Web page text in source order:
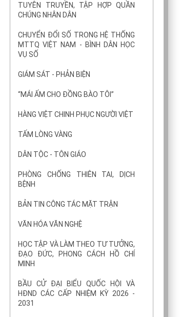
TUYÊN TRUYỀN, TẬP HỢP QUẦN
CHÚNG NHÂN DÂN
CHUYỂN ĐỔI SỐ TRONG HỆ THỐNG
MTTQ VIỆT NAM - BÌNH DÂN HỌC
VỤ SỐ
GIÁM SÁT - PHẢN BIỆN
“MÁI ẤM CHO ĐỒNG BÀO TÔI”
HÀNG VIỆT CHINH PHỤC NGƯỜI VIỆT
TẤM LÒNG VÀNG
DÂN TỘC - TÔN GIÁO
PHÒNG CHỐNG THIÊN TAI, DỊCH
BỆNH
BẢN TIN CÔNG TÁC MẶT TRẬN
VĂN HÓA VĂN NGHỆ
HỌC TẬP VÀ LÀM THEO TƯ TƯỞNG,
ĐẠO ĐỨC, PHONG CÁCH HỒ CHÍ
MINH
BẦU CỬ ĐẠI BIỂU QUỐC HỘI VÀ
HĐND CÁC CẤP NHIỆM KỲ 2026 -
2031